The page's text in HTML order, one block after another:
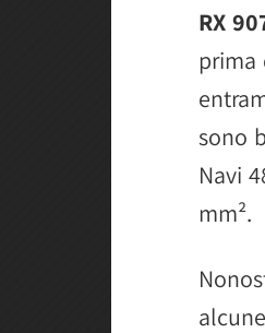
RX
prima
sono
Navi
mm².